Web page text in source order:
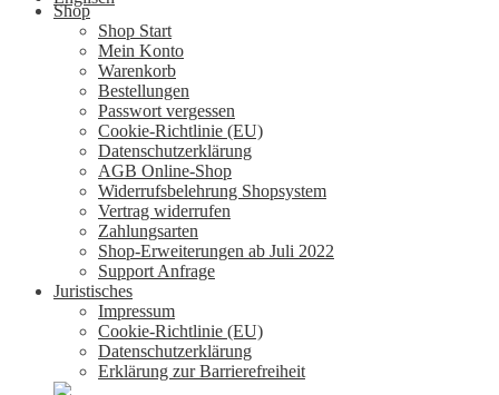
Shop
Shop Start
Mein Konto
Warenkorb
Bestellungen
Passwort vergessen
Cookie-Richtlinie (EU)
Datenschutzerklärung
AGB Online-Shop
Widerrufsbelehrung Shopsystem
Vertrag widerrufen
Zahlungsarten
Shop-Erweiterungen ab Juli 2022
Support Anfrage
Juristisches
Impressum
Cookie-Richtlinie (EU)
Datenschutzerklärung
Erklärung zur Barrierefreiheit